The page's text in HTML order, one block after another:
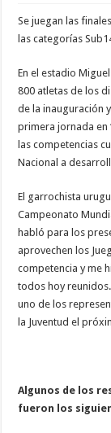
Se juegan las
las categorías
En el estadio
800 atletas de los
de la inauguración
primera jornada en
las competencias
Nacional a
El garrochista
Campeonato
habló para los
aprovechen los
competencia y me
todos hoy
uno de los
la Juventud el
Algunos de los
fueron los